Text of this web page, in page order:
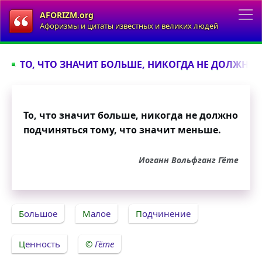
AFORIZM.org
Афоризмы и цитаты известных и великих людей
ТО, ЧТО ЗНАЧИТ БОЛЬШЕ, НИКОГДА НЕ ДОЛЖНО
То, что значит больше, никогда не должно
подчиняться тому, что значит меньше.
Иоганн Вольфганг Гёте
Большое Малое Подчинение
Ценность Гёте